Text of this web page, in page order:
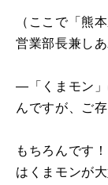
（ここで「熊
営業部長兼し
―「くまモン」
んですが、ご
もちろんです
はくまモンが